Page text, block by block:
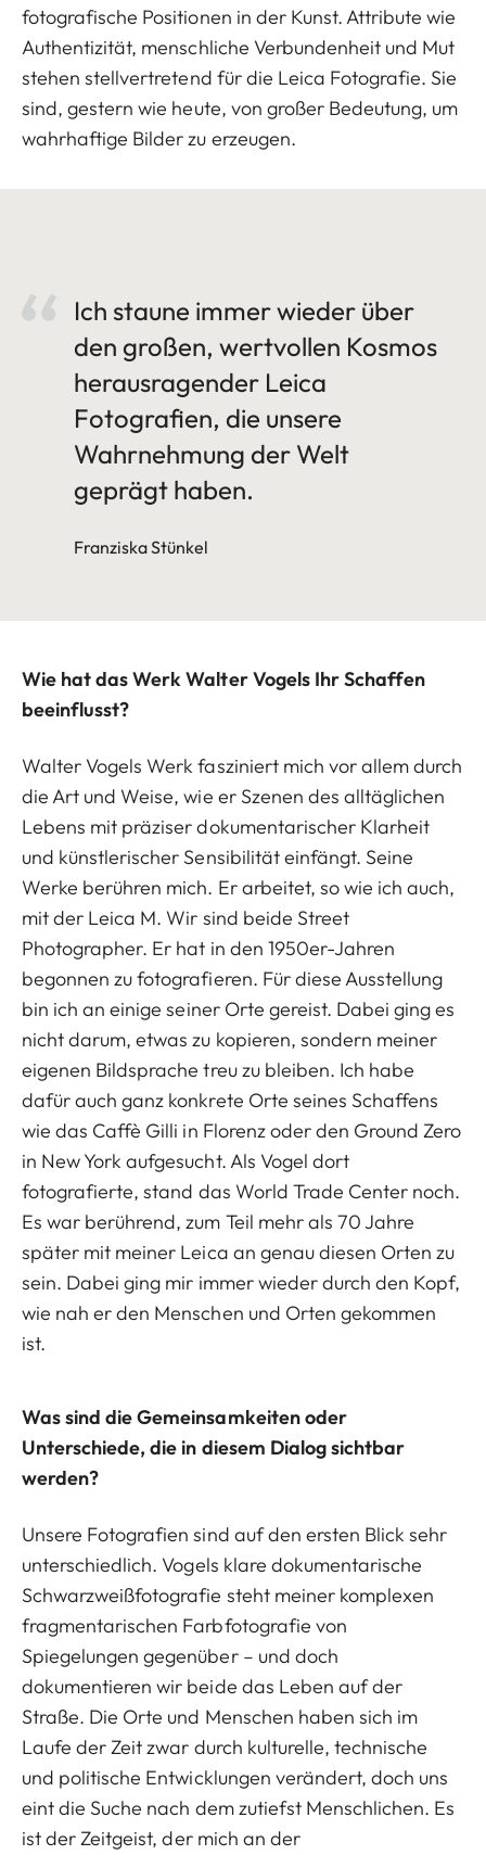
fotografische Positionen in der Kunst. Attribute wie
Authentizität, menschliche Verbundenheit und Mut
stehen stellvertretend für die Leica Fotografie. Sie
sind, gestern wie heute, von großer Bedeutung, um
wahrhaftige Bilder zu erzeugen.
Ich staune immer wieder über
den großen, wertvollen Kosmos
herausragender Leica
Fotografien, die unsere
Wahrnehmung der Welt
geprägt haben.
Franziska Stünkel
Wie hat das Werk Walter Vogels Ihr Schaffen
beeinflusst?
Walter Vogels Werk fasziniert mich vor allem durch
die Art und Weise, wie er Szenen des alltäglichen
Lebens mit präziser dokumentarischer Klarheit
und künstlerischer Sensibilität einfängt. Seine
Werke berühren mich. Er arbeitet, so wie ich auch,
mit der Leica M. Wir sind beide Street
Photographer. Er hat in den 1950er-Jahren
begonnen zu fotografieren. Für diese Ausstellung
bin ich an einige seiner Orte gereist. Dabei ging es
nicht darum, etwas zu kopieren, sondern meiner
eigenen Bildsprache treu zu bleiben. Ich habe
dafür auch ganz konkrete Orte seines Schaffens
wie das Caffè Gilli in Florenz oder den Ground Zero
in New York aufgesucht. Als Vogel dort
fotografierte, stand das World Trade Center noch.
Es war berührend, zum Teil mehr als 70 Jahre
später mit meiner Leica an genau diesen Orten zu
sein. Dabei ging mir immer wieder durch den Kopf,
wie nah er den Menschen und Orten gekommen
ist.
Was sind die Gemeinsamkeiten oder
Unterschiede, die in diesem Dialog sichtbar
werden?
Unsere Fotografien sind auf den ersten Blick sehr
unterschiedlich. Vogels klare dokumentarische
Schwarzweißfotografie steht meiner komplexen
fragmentarischen Farbfotografie von
Spiegelungen gegenüber – und doch
dokumentieren wir beide das Leben auf der
Straße. Die Orte und Menschen haben sich im
Laufe der Zeit zwar durch kulturelle, technische
und politische Entwicklungen verändert, doch uns
eint die Suche nach dem zutiefst Menschlichen. Es
ist der Zeitgeist, der mich an der